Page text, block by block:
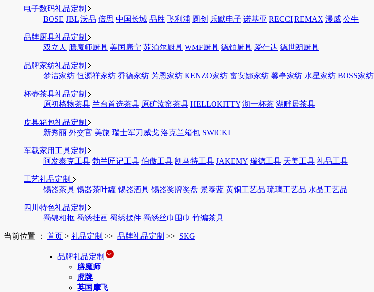
电子数码礼品定制
BOSE JBL 沃品 倍思 中国长城 品胜 飞利浦 圆创 乐默电子 诺基亚 RECCI REMAX 漫威 公牛
品牌厨具礼品定制
双立人 膳魔师厨具 美国康宁 苏泊尔厨具 WMF厨具 德铂厨具 爱仕达 德世朗厨具
品牌家纺礼品定制
梦洁家纺 恒源祥家纺 乔德家纺 芳恩家纺 KENZO家纺 富安娜家纺 馨亭家纺 水星家纺 BOSS家纺
杯壶茶具礼品定制
原初格物茶具 兰台首选茶具 原矿汝窑茶具 HELLOKITTY 沏一杯茶 湖畔居茶具
皮具箱包礼品定制
新秀丽 外交官 美旅 瑞士军刀威戈 洛克兰箱包 SWICKI
车载家用工具定制
阿发泰克工具 勃兰匠记工具 伯傲工具 凯马特工具 JAKEMY 瑞德工具 天美工具 礼品工具
工艺礼品定制
锡器茶具 锡器茶叶罐 锡器酒具 锡器奖牌奖盘 景泰蓝 黄铜工艺品 琉璃工艺品 水晶工艺品
四川特色礼品定制
蜀锦相框 蜀绣挂画 蜀绣摆件 蜀绣丝巾围巾 竹编茶具
当前位置 ： 首页 > 礼品定制 >> 品牌礼品定制 >> SKG
品牌礼品定制
膳魔师
虎牌
英国摩飞